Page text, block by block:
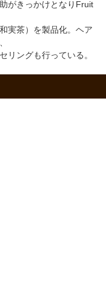
がきっかけとなりFruit
実茶）を製品化。ヘア
リングも行っている。